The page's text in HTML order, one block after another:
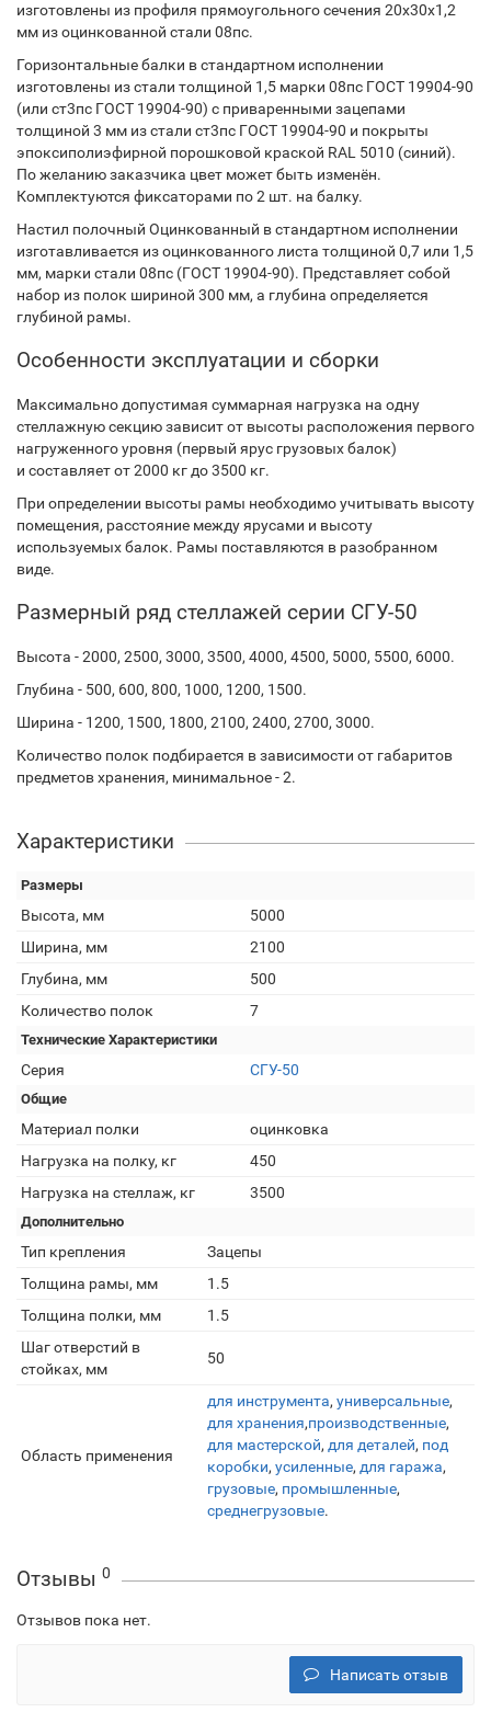
изготовлены из профиля прямоугольного сечения 20х30х1,2
мм из оцинкованной стали 08пс.
Горизонтальные балки в стандартном исполнении
изготовлены из стали толщиной 1,5 марки 08пс ГОСТ 19904-90
(или ст3пс ГОСТ 19904-90) с приваренными зацепами
толщиной 3 мм из стали ст3пс ГОСТ 19904-90 и покрыты
эпоксиполиэфирной порошковой краской RAL 5010 (синий).
По желанию заказчика цвет может быть изменён.
Комплектуются фиксаторами по 2 шт. на балку.
Настил полочный Оцинкованный в стандартном исполнении
изготавливается из оцинкованного листа толщиной 0,7 или 1,5
мм, марки стали 08пс (ГОСТ 19904-90). Представляет собой
набор из полок шириной 300 мм, а глубина определяется
глубиной рамы.
Особенности эксплуатации и сборки
Максимально допустимая суммарная нагрузка на одну
стеллажную секцию зависит от высоты расположения первого
нагруженного уровня (первый ярус грузовых балок)
и составляет от 2000 кг до 3500 кг.
При определении высоты рамы необходимо учитывать высоту
помещения, расстояние между ярусами и высоту
используемых балок. Рамы поставляются в разобранном
виде.
Размерный ряд стеллажей серии СГУ-50
Высота - 2000, 2500, 3000, 3500, 4000, 4500, 5000, 5500, 6000.
Глубина - 500, 600, 800, 1000, 1200, 1500.
Ширина - 1200, 1500, 1800, 2100, 2400, 2700, 3000.
Количество полок подбирается в зависимости от габаритов
предметов хранения, минимальное - 2.
Характеристики
Размеры
Высота, мм
5000
Ширина, мм
2100
Глубина, мм
500
Количество полок
7
Технические Характеристики
Серия СГУ-50
Общие
Материал полки
оцинковка
Нагрузка на полку, кг
450
Нагрузка на стеллаж, кг
3500
Дополнительно
Тип крепления
Зацепы
Толщина рамы, мм
1.5
Толщина полки, мм
1.5
Шаг отверстий в
стойках, мм
50
Область применения
для инструмента, универсальные,
для хранения,производственные,
для мастерской, для деталей, под
коробки, усиленные, для гаража,
грузовые, промышленные,
среднегрузовые.
Отзывы 0
Отзывов пока нет.
Написать отзыв